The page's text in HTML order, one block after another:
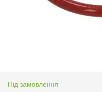
Під замовлення